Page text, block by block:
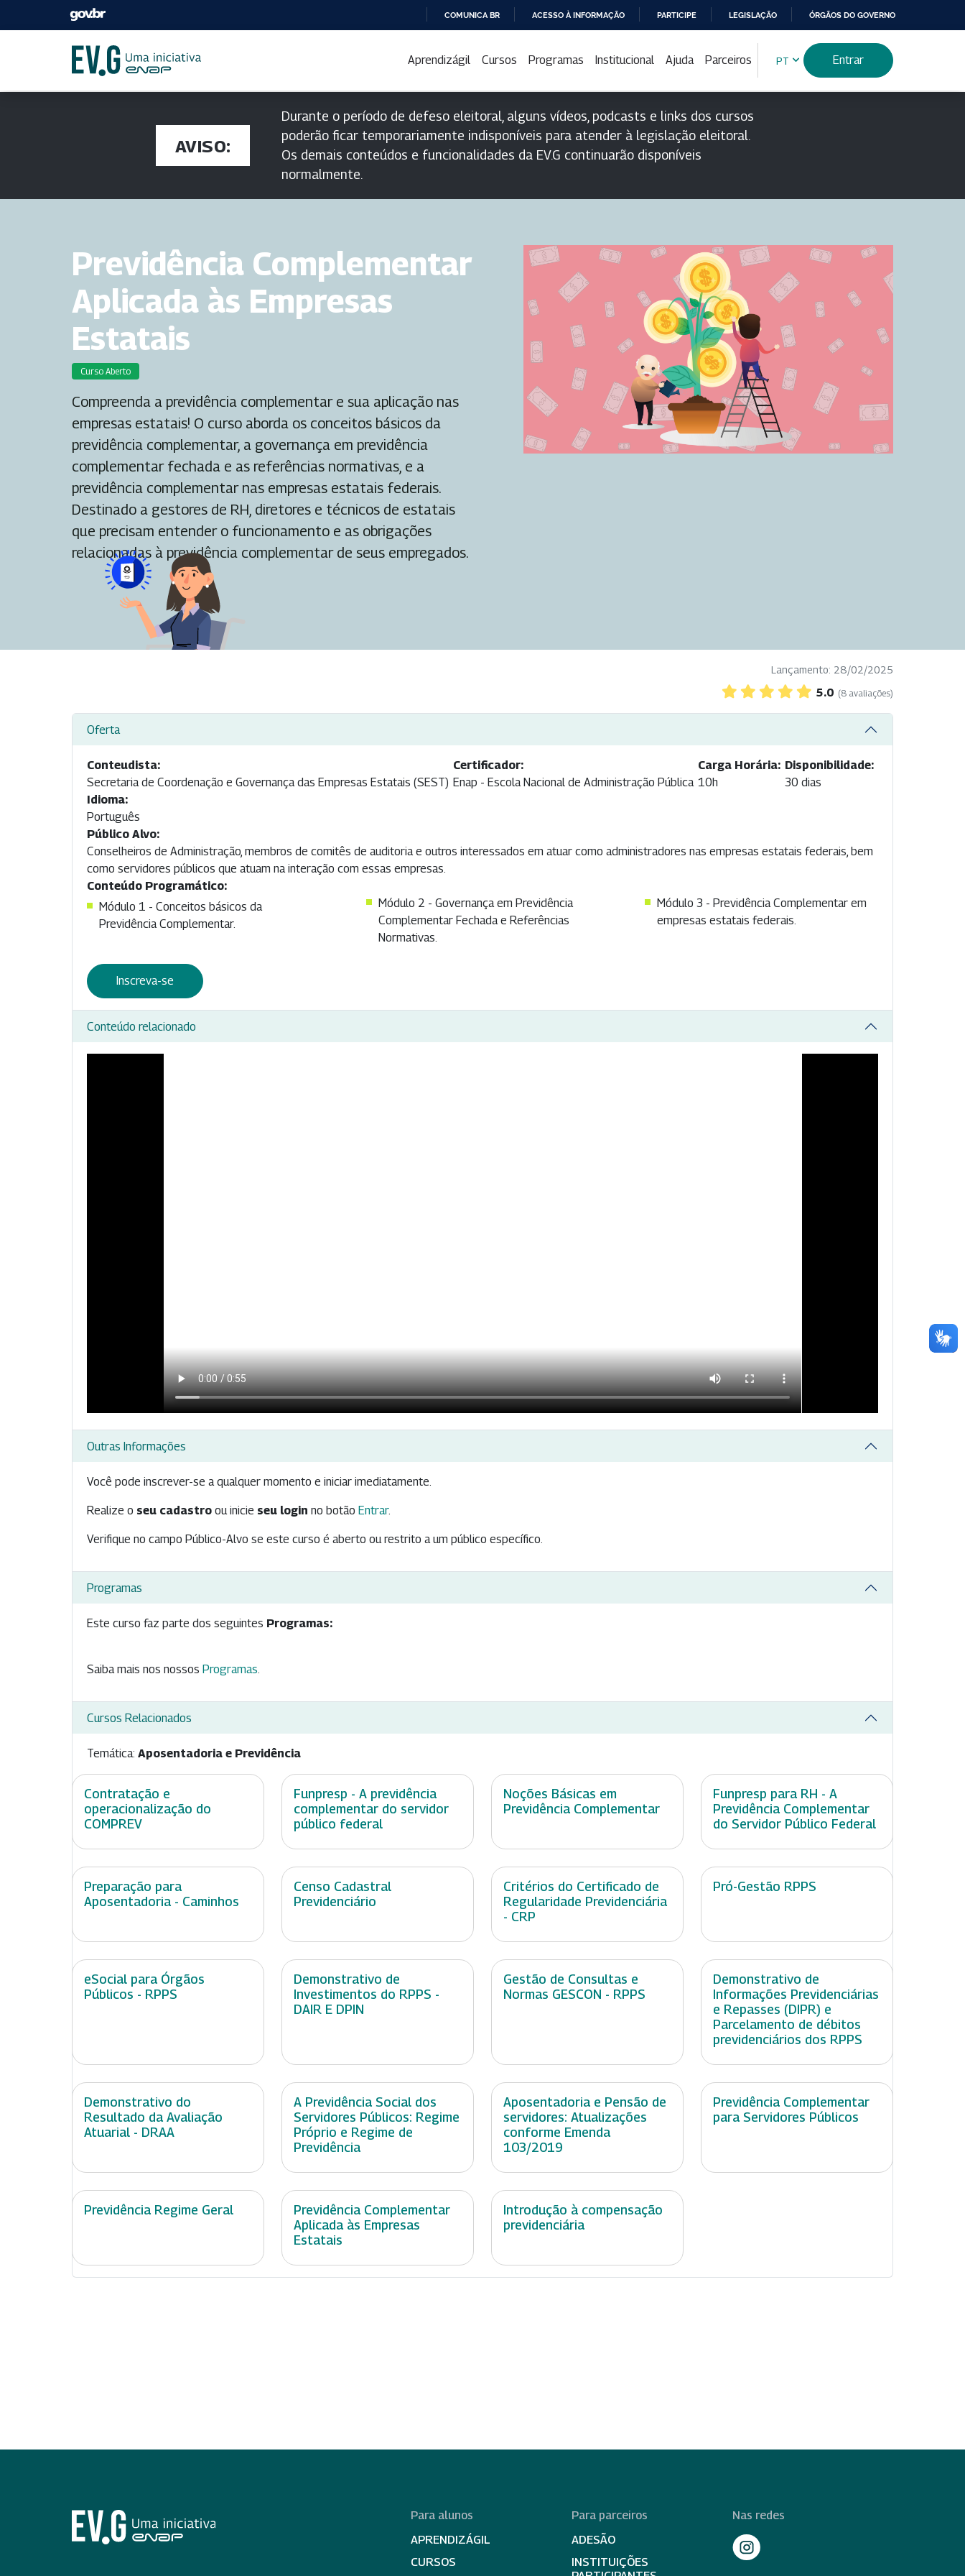
PARA
CONTEÚDO
COMUNICA BR ACESSO À INFORMAÇÃO PARTICIPE LEGISLAÇÃO ÓRGÃOS DO GOVERNO
Aprendizágil Cursos Programas Institucional Ajuda Parceiros PT Entrar
AVISO:
Durante o período de defeso eleitoral, alguns vídeos, podcasts e links dos cursos
poderão ficar temporariamente indisponíveis para atender à legislação eleitoral.
Os demais conteúdos e funcionalidades da EV.G continuarão disponíveis
normalmente.
Previdência Complementar
Aplicada às Empresas
Estatais
Curso Aberto
Compreenda a previdência complementar e sua aplicação nas
empresas estatais! O curso aborda os conceitos básicos da
previdência complementar, a governança em previdência
complementar fechada e as referências normativas, e a
previdência complementar nas empresas estatais federais.
Destinado a gestores de RH, diretores e técnicos de estatais
que precisam entender o funcionamento e as obrigações
relacionadas à previdência complementar de seus empregados.
Lançamento: 28/02/2025
5.0 (8 avaliações)
Oferta
Conteudista:
Secretaria de Coordenação e Governança das Empresas Estatais (SEST)
Certificador:
Enap - Escola Nacional de Administração Pública
Carga Horária:
10h
Disponibilidade:
30 dias
Idioma:
Português
Público Alvo:
Conselheiros de Administração, membros de comitês de auditoria e outros interessados em atuar como administradores nas empresas estatais federais, bem
como servidores públicos que atuam na interação com essas empresas.
Conteúdo Programático:
Módulo 1 - Conceitos básicos da
Previdência Complementar.
Módulo 2 - Governança em Previdência
Complementar Fechada e Referências
Normativas.
Módulo 3 - Previdência Complementar em
empresas estatais federais.
Inscreva-se
Conteúdo relacionado
Outras Informações
Você pode inscrever-se a qualquer momento e iniciar imediatamente.
Realize o seu cadastro ou inicie seu login no botão Entrar.
Verifique no campo Público-Alvo se este curso é aberto ou restrito a um público específico.
Programas
Este curso faz parte dos seguintes Programas:
Saiba mais nos nossos Programas.
Cursos Relacionados
Temática: Aposentadoria e Previdência
Contratação e
operacionalização do
COMPREV
Funpresp - A previdência
complementar do servidor
público federal
Noções Básicas em
Previdência Complementar
Funpresp para RH - A
Previdência Complementar
do Servidor Público Federal
Preparação para
Aposentadoria - Caminhos
Censo Cadastral
Previdenciário
Critérios do Certificado de
Regularidade Previdenciária
- CRP
Pró-Gestão RPPS
eSocial para Órgãos
Públicos - RPPS
Demonstrativo de
Investimentos do RPPS -
DAIR E DPIN
Gestão de Consultas e
Normas GESCON - RPPS
Demonstrativo de
Informações Previdenciárias
e Repasses (DIPR) e
Parcelamento de débitos
previdenciários dos RPPS
Demonstrativo do
Resultado da Avaliação
Atuarial - DRAA
A Previdência Social dos
Servidores Públicos: Regime
Próprio e Regime de
Previdência
Aposentadoria e Pensão de
servidores: Atualizações
conforme Emenda
103/2019
Previdência Complementar
para Servidores Públicos
Previdência Regime Geral
Previdência Complementar
Aplicada às Empresas
Estatais
Introdução à compensação
previdenciária
Para alunos
APRENDIZÁGIL
CURSOS
Para parceiros
ADESÃO
INSTITUIÇÕES
Nas redes